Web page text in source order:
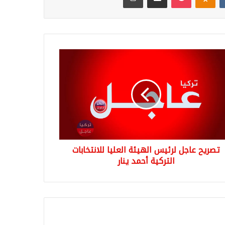
تصريح عاجل لرئيس الهيئة العليا للانتخابات
التركية أحمد ينار